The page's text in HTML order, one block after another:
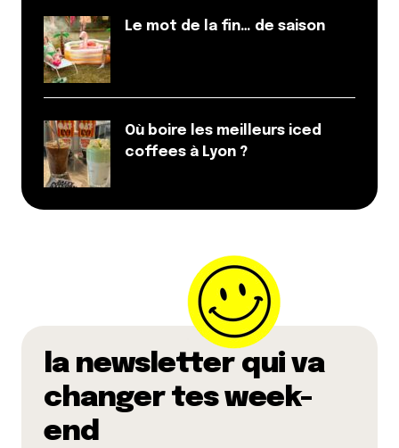
Dis-nous tout
Name*
E-mail*
Enregistrer mon nom, mon e-mail et mon site dans le
navigateur pour mon prochain commentaire.
Le mot de la fin… de saison
Où boire les meilleurs iced
coffees à Lyon ?
la newsletter qui va
changer tes week-
end